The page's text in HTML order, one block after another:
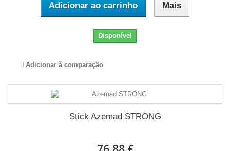
Adicionar ao carrinho Mais
Disponível
Adicionar à comparação
Stick Azemad STRONG